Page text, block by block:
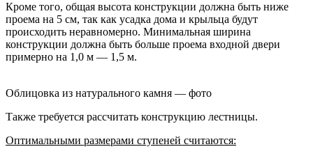
Кроме того, общая высота конструкции должна быть ниже
проема на 5 см, так как усадка дома и крыльца будут
происходить неравномерно. Минимальная ширина
конструкции должна быть больше проема входной двери
примерно на 1,0 м — 1,5 м.
Облицовка из натурального камня — фото
Также требуется рассчитать конструкцию лестницы.
Оптимальными размерами ступеней считаются: